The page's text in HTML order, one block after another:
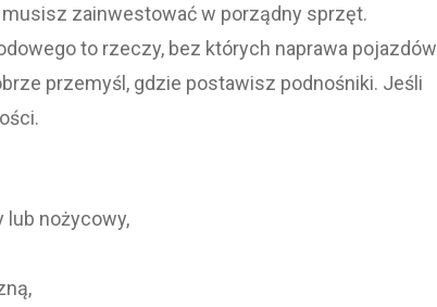
zainwestować w porządny sprzęt.
to rzeczy, bez których naprawa pojazdów
przemyśl, gdzie postawisz podnośniki. Jeśli
nożycowy,